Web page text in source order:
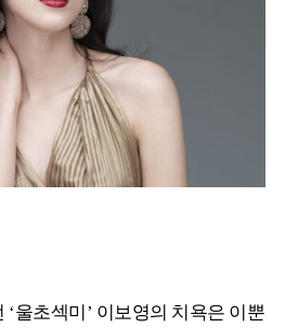
울초섹미’ 이보영의 치욕은 이뿐